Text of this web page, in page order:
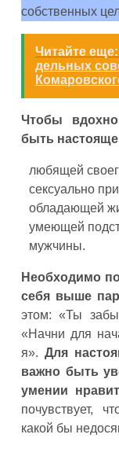
собственных
Читайте еще:
дельных
Чтобы
быть
любящей
сексуально
обладающей
умеющей
мужчины.
Необходимо
себя выше
этом: «Ты
«Начни для
я».Для
важно быть
умении
почувствует,
какой бы